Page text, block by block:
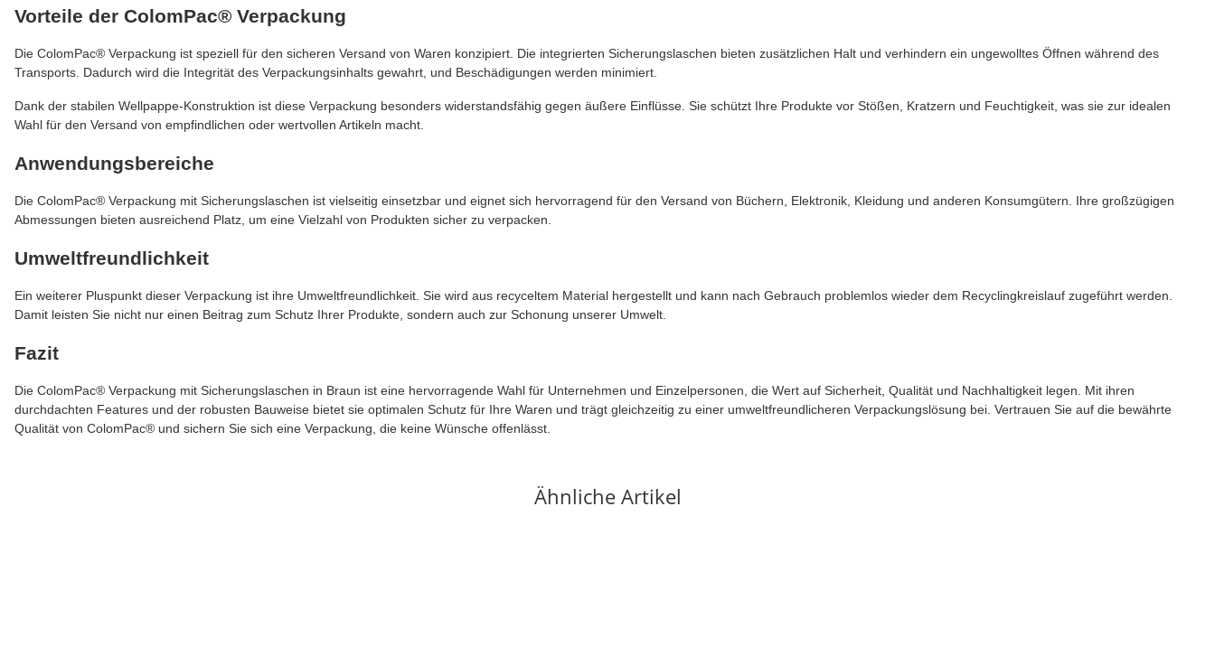
Vorteile der ColomPac® Verpackung
Die ColomPac® Verpackung ist speziell für den sicheren Versand von Waren konzipiert. Die integrierten Sicherungslaschen bieten zusätzlichen Halt und verhindern ein ungewolltes Öffnen während des
Transports. Dadurch wird die Integrität des Verpackungsinhalts gewahrt, und Beschädigungen werden minimiert.
Dank der stabilen Wellpappe-Konstruktion ist diese Verpackung besonders widerstandsfähig gegen äußere Einflüsse. Sie schützt Ihre Produkte vor Stößen, Kratzern und Feuchtigkeit, was sie zur idealen
Wahl für den Versand von empfindlichen oder wertvollen Artikeln macht.
Anwendungsbereiche
Die ColomPac® Verpackung mit Sicherungslaschen ist vielseitig einsetzbar und eignet sich hervorragend für den Versand von Büchern, Elektronik, Kleidung und anderen Konsumgütern. Ihre großzügigen
Abmessungen bieten ausreichend Platz, um eine Vielzahl von Produkten sicher zu verpacken.
Umweltfreundlichkeit
Ein weiterer Pluspunkt dieser Verpackung ist ihre Umweltfreundlichkeit. Sie wird aus recyceltem Material hergestellt und kann nach Gebrauch problemlos wieder dem Recyclingkreislauf zugeführt werden.
Damit leisten Sie nicht nur einen Beitrag zum Schutz Ihrer Produkte, sondern auch zur Schonung unserer Umwelt.
Fazit
Die ColomPac® Verpackung mit Sicherungslaschen in Braun ist eine hervorragende Wahl für Unternehmen und Einzelpersonen, die Wert auf Sicherheit, Qualität und Nachhaltigkeit legen. Mit ihren
durchdachten Features und der robusten Bauweise bietet sie optimalen Schutz für Ihre Waren und trägt gleichzeitig zu einer umweltfreundlicheren Verpackungslösung bei. Vertrauen Sie auf die bewährte
Qualität von ColomPac® und sichern Sie sich eine Verpackung, die keine Wünsche offenlässt.
Ähnliche Artikel